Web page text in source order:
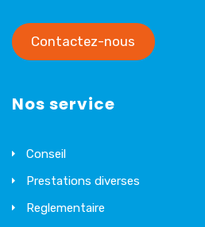
Contactez-nous
Nos service
Conseil
Prestations diverses
Reglementaire